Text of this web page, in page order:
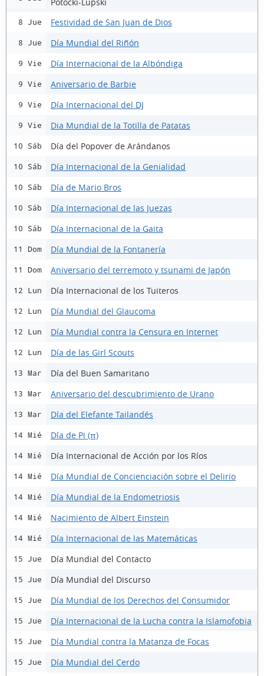
8 Jue Festividad de San Juan de Dios
8 Jue Día Mundial del Riñón
9 Vie Día Internacional de la Albóndiga
9 Vie Aniversario de Barbie
9 Vie Día Internacional del DJ
9 Vie Dia Mundial de la Totilla de Patatas
10 Sáb Día del Popover de Arándanos
10 Sáb Día Internacional de la Genialidad
10 Sáb Día de Mario Bros
10 Sáb Día Internacional de las Juezas
10 Sáb Día Internacional de la Gaita
11 Dom Día Mundial de la Fontanería
11 Dom Aniversario del terremoto y tsunami de Japón
12 Lun Día Internacional de los Tuiteros
12 Lun Día Mundial del Glaucoma
12 Lun Día Mundial contra la Censura en Internet
12 Lun Día de las Girl Scouts
13 Mar Día del Buen Samaritano
13 Mar Aniversario del descubrimiento de Urano
13 Mar Día del Elefante Tailandés
14 Mié Día de Pi (π)
14 Mié Día Internacional de Acción por los Ríos
14 Mié Día Mundial de Concienciación sobre el Delirio
14 Mié Día Mundial de la Endometriosis
14 Mié Nacimiento de Albert Einstein
14 Mié Día Internacional de las Matemáticas
15 Jue Día Mundial del Contacto
15 Jue Día Mundial del Discurso
15 Jue Día Mundial de los Derechos del Consumidor
15 Jue Día Internacional de la Lucha contra la Islamofobia
15 Jue Día Mundial contra la Matanza de Focas
15 Jue Día Mundial del Cerdo